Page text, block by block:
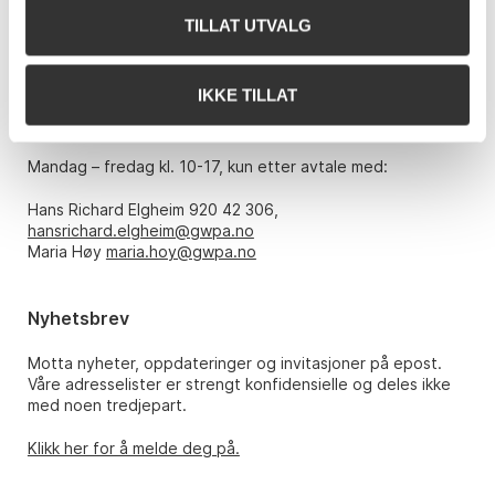
TILLAT UTVALG
IKKE TILLAT
E-post:post@gwpa.no
Åpningstider
Mandag – fredag kl. 10-17, kun etter avtale med:
Hans Richard Elgheim 920 42 306,
hansrichard.elgheim@gwpa.no
Maria Høy maria.hoy@gwpa.no
Nyhetsbrev
Motta nyheter, oppdateringer og invitasjoner på epost.
Våre adresselister er strengt konfidensielle og deles ikke
med noen tredjepart.
Klikk her for å melde deg på.